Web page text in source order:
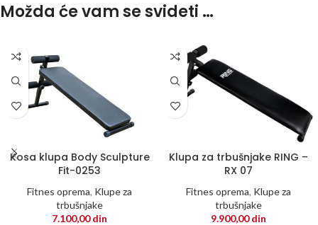
Možda će vam se svideti …
Kosa klupa Body Sculpture
Fit-0253
Fitnes oprema, Klupe za
trbušnjake
7.100,00din
Klupa za trbušnjake RING –
RX 07
Fitnes oprema, Klupe za
trbušnjake
9.900,00din